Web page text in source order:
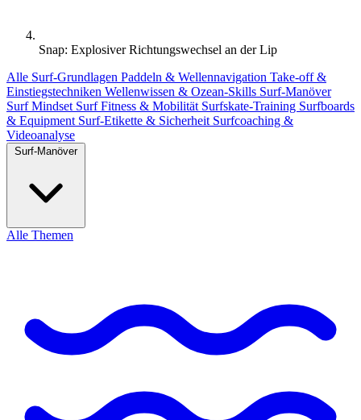
Snap: Explosiver Richtungswechsel an der Lip
Alle Surf-Grundlagen Paddeln & Wellennavigation Take-off &
Einstiegstechniken Wellenwissen & Ozean-Skills Surf-Manöver
Surf Mindset Surf Fitness & Mobilität Surfskate-Training Surfboards
& Equipment Surf-Etikette & Sicherheit Surfcoaching &
Videoanalyse
Surf-Manöver
Alle Themen